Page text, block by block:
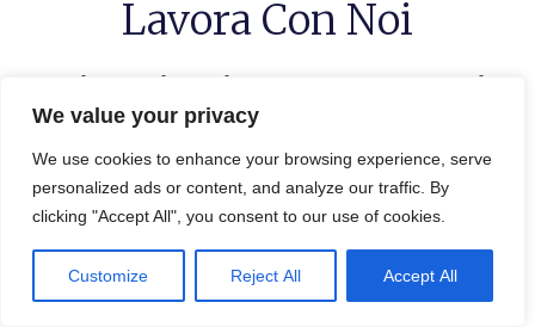
We value your privacy
We use cookies to enhance your browsing experience, serve
personalized ads or content, and analyze our traffic. By
clicking "Accept All", you consent to our use of cookies.
Customize Reject All Accept All
Lavora Con Noi
Sei Una Ditta Di Settore? Cosa Aspetti
Inserisci Qui La Tua Impresa,
Aumenta I Contatti, Con Il Link Al Tuo
Sito Hai Più Visibilità
Inserisci la tua Ditta